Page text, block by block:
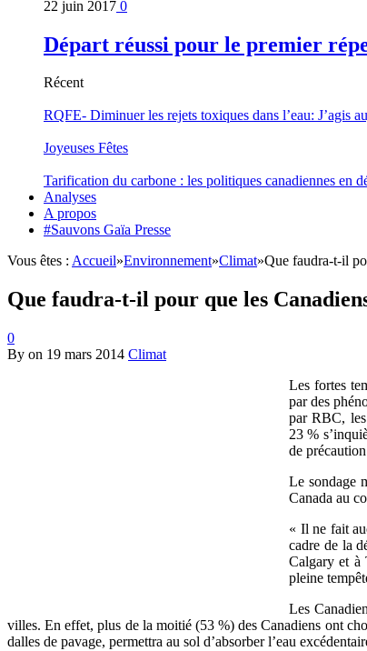
22 juin 2017 0
Départ réussi pour le premier
Récent
RQFE- Diminuer les rejets toxiques dans l’eau: J’agis
Joyeuses Fêtes
Tarification du carbone : les politiques canadiennes en
Analyses
A propos
#Sauvons Gaïa Presse
Vous êtes : Accueil»Environnement»Climat»Que faudra-t-il
Que faudra-t-il pour que les
0
By on 19 mars 2014 Climat
Les fortes
par des
par RBC,
23 %
de
Le sondage
Canada au
« Il ne fait
cadre de la
Calgary et à
pleine
Les
villes. En effet, plus de la moitié (53 %) des Canadiens ont
dalles de pavage, permettra au sol d’absorber l’eau